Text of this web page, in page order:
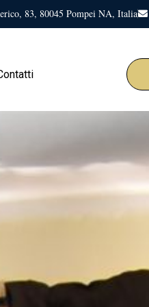
83, 80045 Pompei NA, Italia